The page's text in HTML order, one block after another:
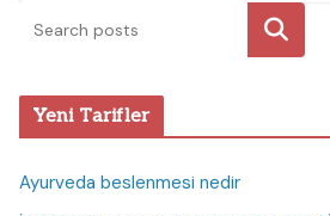
Ara
Yeni Tarifler
Ayurveda beslenmesi nedir